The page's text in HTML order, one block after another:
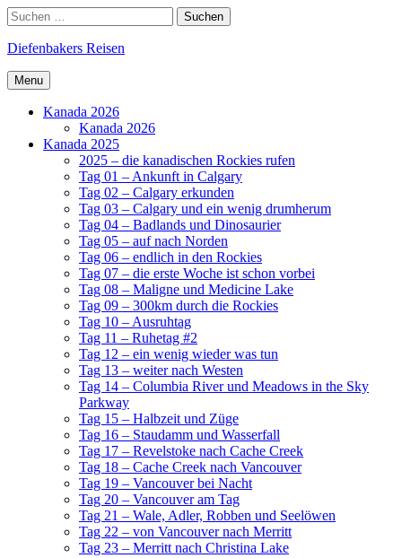
Skip
to
content
Search
Suchen
nach:
Diefenbakers Reisen
Menu
Kanada 2026
Kanada 2026
Kanada 2025
2025 – die kanadischen Rockies rufen
Tag 01 – Ankunft in Calgary
Tag 02 – Calgary erkunden
Tag 03 – Calgary und ein wenig drumherum
Tag 04 – Badlands und Dinosaurier
Tag 05 – auf nach Norden
Tag 06 – endlich in den Rockies
Tag 07 – die erste Woche ist schon vorbei
Tag 08 – Maligne und Medicine Lake
Tag 09 – 300km durch die Rockies
Tag 10 – Ausruhtag
Tag 11 – Ruhetag #2
Tag 12 – ein wenig wieder was tun
Tag 13 – weiter nach Westen
Tag 14 – Columbia River und Meadows in the Sky
Parkway
Tag 15 – Halbzeit und Züge
Tag 16 – Staudamm und Wasserfall
Tag 17 – Revelstoke nach Cache Creek
Tag 18 – Cache Creek nach Vancouver
Tag 19 – Vancouver bei Nacht
Tag 20 – Vancouver am Tag
Tag 21 – Wale, Adler, Robben und Seelöwen
Tag 22 – von Vancouver nach Merritt
Tag 23 – Merritt nach Christina Lake